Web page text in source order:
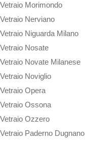
Vetraio Morimondo
Vetraio Nerviano
Vetraio Niguarda Milano
Vetraio Nosate
Vetraio Novate Milanese
Vetraio Noviglio
Vetraio Opera
Vetraio Ossona
Vetraio Ozzero
Vetraio Paderno Dugnano